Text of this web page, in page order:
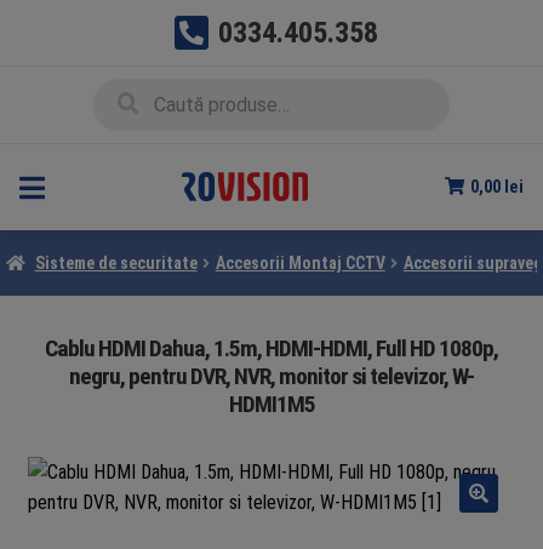
0334.405.358
0,00 lei
Sisteme de securitate Accesorii Montaj CCTV Accesorii
Cablu HDMI Dahua, 1.5m, HDMI-HDMI, Full HD 1080p,
negru, pentru DVR, NVR, monitor si televizor, W-
HDMI1M5